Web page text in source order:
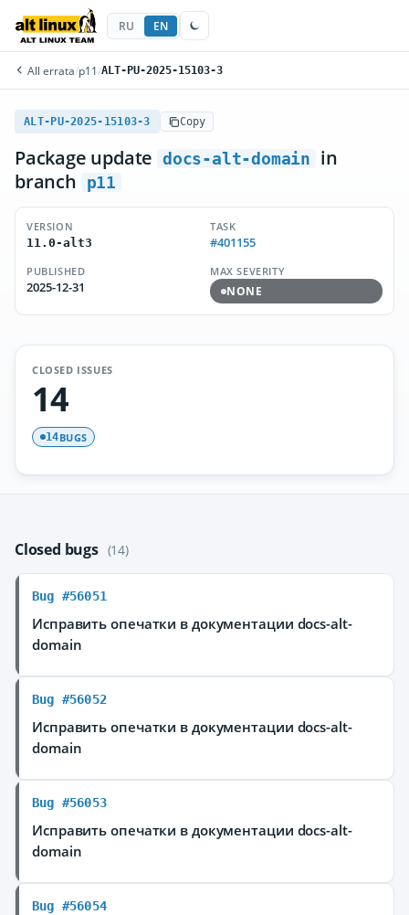
RU EN
All errata/p11 /ALT-PU-2025-15103-3
ALT-PU-2025-15103-3 Copy
Package update docs-alt-domain
in
branch
p11
VERSION
11.0-alt3
TASK
#401155
PUBLISHED
2025-12-31
MAX SEVERITY
NONE
CLOSED ISSUES
14
14BUGS
Closed bugs (14)
Bug #56051
Исправить опечатки в документации docs-alt-
domain
Bug #56052
Исправить опечатки в документации docs-alt-
domain
Bug #56053
Исправить опечатки в документации docs-alt-
domain
Bug #56054